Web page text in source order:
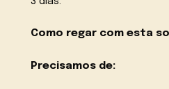
Como regar com esta
Precisamos de: